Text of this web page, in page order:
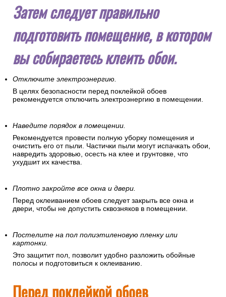
Затем следует правильно
подготовить помещение, в котором
вы собираетесь клеить обои.
Отключите электроэнергию.
В целях безопасности перед поклейкой обоев
рекомендуется отключить электроэнергию в помещении.
Наведите порядок в помещении.
Рекомендуется провести полную уборку помещения и
очистить его от пыли. Частички пыли могут испачкать обои,
навредить здоровью, осесть на клее и грунтовке, что
ухудшит их качества.
Плотно закройте все окна и двери.
Перед оклеиванием обоев следует закрыть все окна и
двери, чтобы не допустить сквозняков в помещении.
Постелите на пол полиэтиленовую пленку или
картонки.
Это защитит пол, позволит удобно разложить обойные
полосы и подготовиться к оклеиванию.
Перед поклейкой обоев